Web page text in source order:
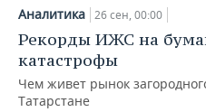
Аналитика 26 сен, 00:00
Рекорды ИЖС на
катастрофы
Чем живет рынок
Татарстане